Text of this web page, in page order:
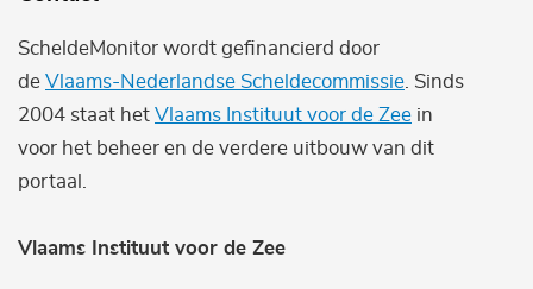
ScheldeMonitor wordt gefinancierd door
de Vlaams-Nederlandse Scheldecommissie . Sinds
2004 staat het Vlaams Instituut voor de Zee in
voor het beheer en de verdere uitbouw van dit
portaal.
Vlaams Instituut voor de Zee